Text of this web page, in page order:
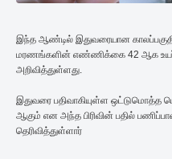
இந்த ஆண்டில் இதுவரையான
மரணங்களின் எண்ணிக்கை 42 ஆக
அறிவித்துள்ளது.
இதுவரை பதிவாகியுள்ள
ஆகும் என அந்த பிரிவின் பதில்
தெரிவித்துள்ளார்